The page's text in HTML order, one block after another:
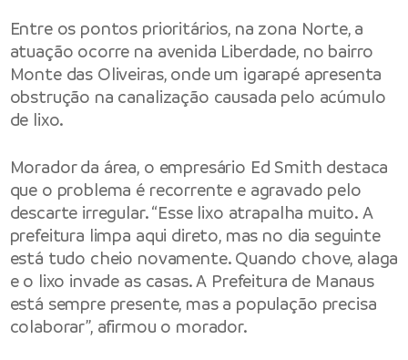
Entre os pontos prioritários, na zona Norte, a
atuação ocorre na avenida Liberdade, no bairro
Monte das Oliveiras, onde um igarapé apresenta
obstrução na canalização causada pelo acúmulo
de lixo.
Morador da área, o empresário Ed Smith destaca
que o problema é recorrente e agravado pelo
descarte irregular. “Esse lixo atrapalha muito. A
prefeitura limpa aqui direto, mas no dia seguinte
está tudo cheio novamente. Quando chove, alaga
e o lixo invade as casas. A Prefeitura de Manaus
está sempre presente, mas a população precisa
colaborar”, afirmou o morador.